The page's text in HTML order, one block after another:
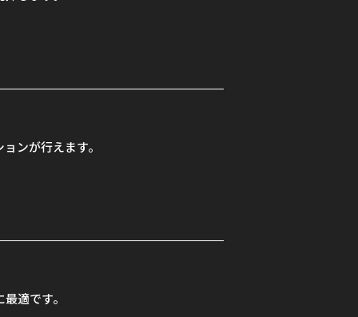
ンが行えます。
適です。